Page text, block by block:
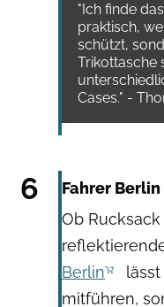
"Ich finde
praktisch,
schützt,
Trikottasche
Cases." -
6
Fahrer
Ob
Berlin
mitführen,